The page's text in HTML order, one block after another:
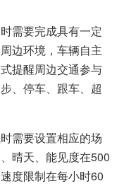
需要完成具有一定
边环境，车辆自主
提醒周边交通参与
、停车、跟车、超
需要设置相应的场
晴天、能见度在500
度限制在每小时60